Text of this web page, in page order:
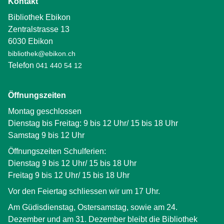
Bibliothek Ebikon
Zentralstrasse 13
6030 Ebikon
bibliothek@ebikon.ch
Telefon 041 440 54 12
Öffnungszeiten
Montag geschlossen
Dienstag bis Freitag: 9 bis 12 Uhr/ 15 bis 18 Uhr
Samstag 9 bis 12 Uhr
Öffnungszeiten Schulferien:
Dienstag 9 bis 12 Uhr/ 15 bis 18 Uhr
Freitag 9 bis 12 Uhr/ 15 bis 18 Uhr
Vor den Feiertag schliessen wir um 17 Uhr.
Am Güdisdienstag, Ostersamstag, sowie am 24.
Dezember und am 31. Dezember bleibt die Bibliothek